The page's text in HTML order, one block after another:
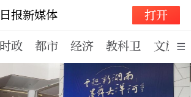
报新媒体 打开
时政 都市 经济 教科卫 文旅体